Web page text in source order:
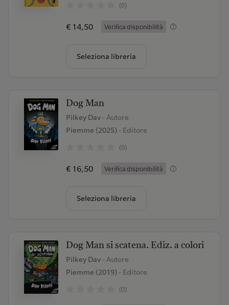
(0)
€ 14,50 Verifica disponibilità
Seleziona libreria
Dog Man
Pilkey Dav - Autore
Piemme (2025)- Editore
(0)
€ 16,50 Verifica disponibilità
Seleziona libreria
Dog Man si scatena. Ediz. a colori
Pilkey Dav - Autore
Piemme (2019)- Editore
(0)